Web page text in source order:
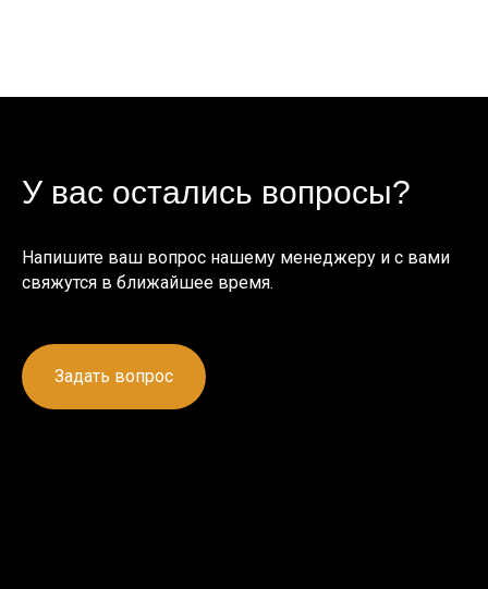
У вас остались вопросы?
Напишите ваш вопрос нашему менеджеру и с вами
свяжутся в ближайшее время.
Задать вопрос